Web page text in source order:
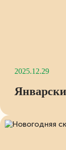
2025.12.29